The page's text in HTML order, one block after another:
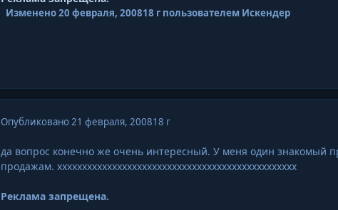
Изменено20 февраля, 200818 гпользователем Искендер
Опубликовано21 февраля, 200818 г
да вопрос конечно же очень интересный. У меня один знакомый
продажам. хххххххххххххххххххххххххххххххххххххххххххххххх
Реклама запрещена.